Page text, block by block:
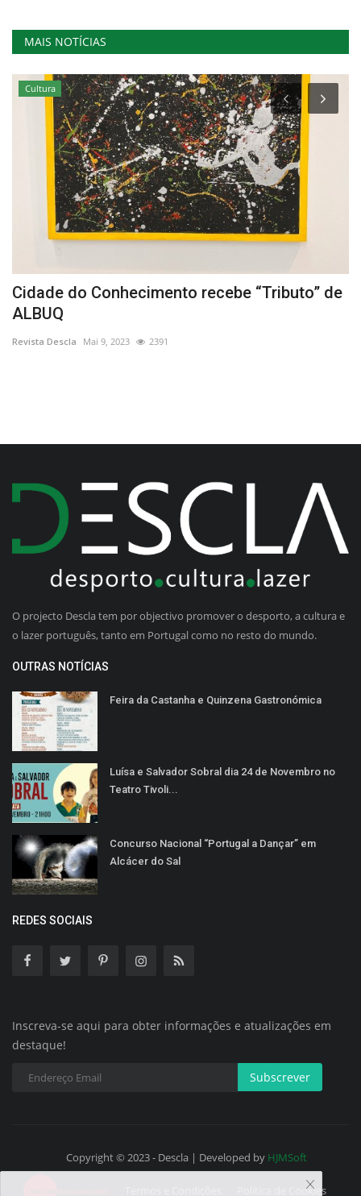
MAIS NOTÍCIAS
Cultura
Cidade do Conhecimento recebe “Tributo” de
ALBUQ
Revista Descla Mai 9, 2023 2391
O projecto Descla tem por objectivo promover o desporto, a cultura e
o lazer português, tanto em Portugal como no resto do mundo.
OUTRAS NOTÍCIAS
Feira da Castanha e Quinzena Gastronómica
Luísa e Salvador Sobral dia 24 de Novembro no
Teatro Tivoli...
Concurso Nacional “Portugal a Dançar” em
Alcácer do Sal
REDES SOCIAIS
Inscreva-se aqui para obter informações e atualizações em
destaque!
Subscrever
Copyright © 2023 - Descla | Developed by HJMSoft
Política de Cookies